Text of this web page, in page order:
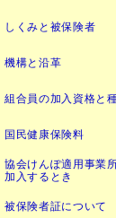
しくみと被保険者
機構と沿革
組合員の加入資格と
国民健康保険料
協会けんぽ適用事業
加入するとき
被保険者証について